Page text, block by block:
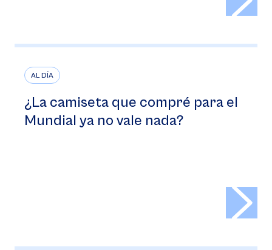
AL DÍA
¿La camiseta que compré para el
Mundial ya no vale nada?